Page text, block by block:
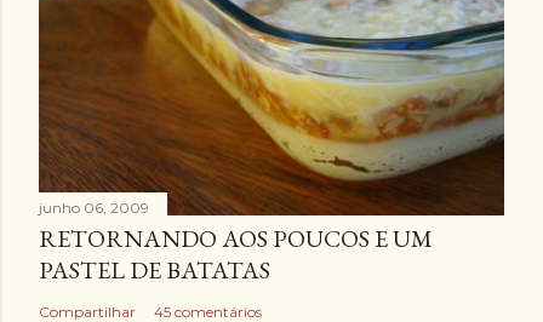
junho 06, 2009
RETORNANDO AOS POUCOS E UM
PASTEL DE BATATAS
Compartilhar 45 comentários